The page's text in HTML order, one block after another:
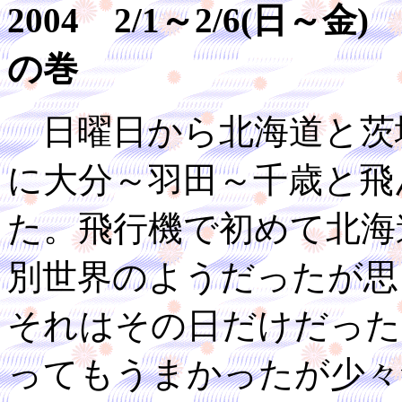
2004 2/1～2/6(日～金)
の巻
日曜日から北海道と茨
に大分～羽田～千歳と
た。飛行機で初めて北
別世界のようだったが
それはその日だけだっ
ってもうまかったが少